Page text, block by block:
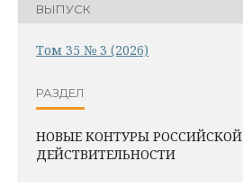
ВЫПУСК
Том 35 № 3 (2026)
РАЗДЕЛ
НОВЫЕ КОНТУРЫ РОССИЙСКОЙ
ДЕЙСТВИТЕЛЬНОСТИ